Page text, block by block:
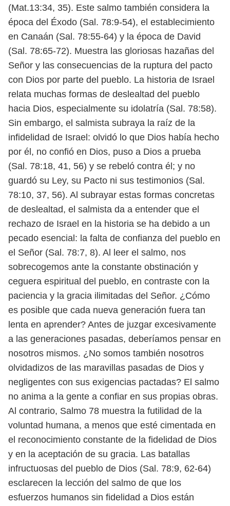
(Mat.13:34, 35). Este salmo también considera la
época del Éxodo (Sal. 78:9-54), el establecimiento
en Canaán (Sal. 78:55-64) y la época de David
(Sal. 78:65-72). Muestra las gloriosas hazañas del
Señor y las consecuencias de la ruptura del pacto
con Dios por parte del pueblo. La historia de Israel
relata muchas formas de deslealtad del pueblo
hacia Dios, especialmente su idolatría (Sal. 78:58).
Sin embargo, el salmista subraya la raíz de la
infidelidad de Israel: olvidó lo que Dios había hecho
por él, no confió en Dios, puso a Dios a prueba
(Sal. 78:18, 41, 56) y se rebeló contra él; y no
guardó su Ley, su Pacto ni sus testimonios (Sal.
78:10, 37, 56). Al subrayar estas formas concretas
de deslealtad, el salmista da a entender que el
rechazo de Israel en la historia se ha debido a un
pecado esencial: la falta de confianza del pueblo en
el Señor (Sal. 78:7, 8). Al leer el salmo, nos
sobrecogemos ante la constante obstinación y
ceguera espiritual del pueblo, en contraste con la
paciencia y la gracia ilimitadas del Señor. ¿Cómo
es posible que cada nueva generación fuera tan
lenta en aprender? Antes de juzgar excesivamente
a las generaciones pasadas, deberíamos pensar en
nosotros mismos. ¿No somos también nosotros
olvidadizos de las maravillas pasadas de Dios y
negligentes con sus exigencias pactadas? El salmo
no anima a la gente a confiar en sus propias obras.
Al contrario, Salmo 78 muestra la futilidad de la
voluntad humana, a menos que esté cimentada en
el reconocimiento constante de la fidelidad de Dios
y en la aceptación de su gracia. Las batallas
infructuosas del pueblo de Dios (Sal. 78:9, 62-64)
esclarecen la lección del salmo de que los
esfuerzos humanos sin fidelidad a Dios están